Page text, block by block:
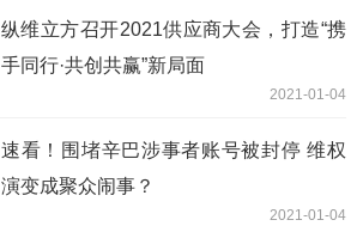
纵维立方召开2021供应商大会，打造“携
手同行·共创共赢”新局面
2021-01-04
速看！围堵辛巴涉事者账号被封停 维权
演变成聚众闹事？
2021-01-04